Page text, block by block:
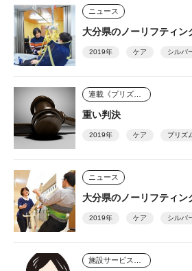
ニュース
大分県のノーリフティン
2019年 ケア シルバ
重い判決
2019年 ケア プリズ
ニュース
大分県のノーリフティン
2019年 ケア シルバ